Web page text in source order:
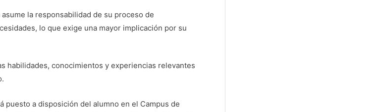
la responsabilidad de su proceso de
lo que exige una mayor implicación por su
habilidades, conocimientos y experiencias relevantes
puesto a disposición del alumno en el Campus de